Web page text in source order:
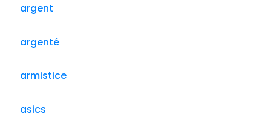
argent
argenté
armistice
asics